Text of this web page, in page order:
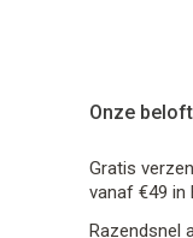
Onze
Gratis
vanaf €49 in
Razendsnel